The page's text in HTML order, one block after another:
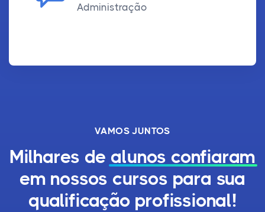
Administração
VAMOS JUNTOS
Milhares de alunos confiaram
em nossos cursos para sua
qualificação profissional!